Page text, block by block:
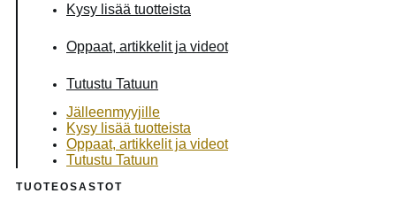
Kysy lisää tuotteista
Oppaat, artikkelit ja videot
Tutustu Tatuun
Jälleenmyyjille
Kysy lisää tuotteista
Oppaat, artikkelit ja videot
Tutustu Tatuun
TUOTEOSASTOT